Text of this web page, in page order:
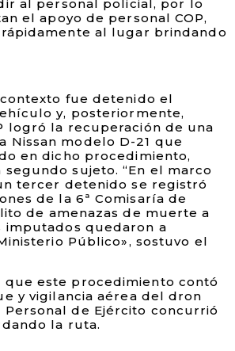
al personal policial, por lo
el apoyo de personal COP,
al lugar brindando
fue detenido el
y, posteriormente,
logró la recuperación de una
Nissan modelo D-21 que
en dicho procedimiento,
sujeto. “En el marco
tercer detenido se registró
de la 6ª Comisaría de
de amenazas de muerte a
imputados quedaron a
Público», sostuvo el
que este procedimiento contó
y vigilancia aérea del dron
Personal de Ejército concurrió
la ruta.